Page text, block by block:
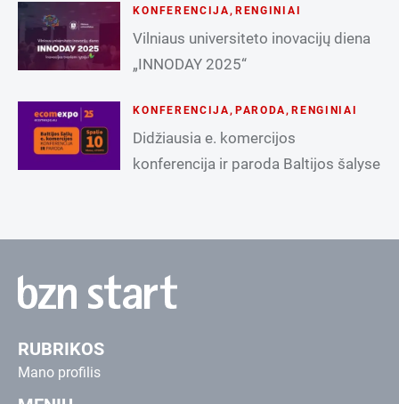
KONFERENCIJA , RENGINIAI
Vilniaus universiteto inovacijų diena
„INNODAY 2025“
KONFERENCIJA , PARODA ,RENGINIAI
Didžiausia e. komercijos
konferencija ir paroda Baltijos šalyse
RUBRIKOS
Mano profilis